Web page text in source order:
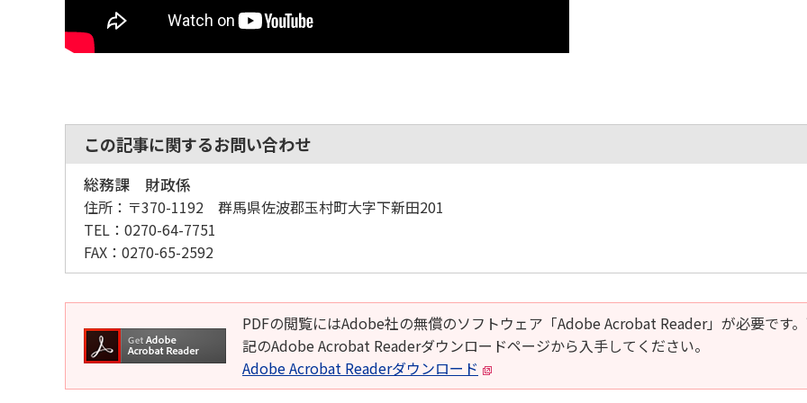
この記事に関するお問い合わせ
総務課 財政係
住所： 〒370-1192 群馬県佐波郡玉村町大字下新田201
TEL： 0270-64-7751
FAX： 0270-65-2592
PDFの閲覧にはAdobe社の無償のソフトウェア「Adobe Acrobat Reader」が必要です
記のAdobe Acrobat Readerダウンロードページから入手してください。
Adobe Acrobat Readerダウンロード